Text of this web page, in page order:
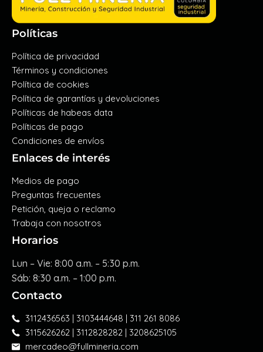
Políticas
Política de privacidad
Términos y condiciones
Política de cookies
Política de garantías y devoluciones
Políticas de habeas data
Políticas de pago
Condiciones de envíos
Enlaces de interés
Medios de pago
Preguntas frecuentes
Petición, queja o reclamo
Trabaja con nosotros
Horarios
Lun – Vie: 8:00 a.m. – 5:30 p.m.
Sáb: 8:30 a.m. – 1:00 p.m.
Contacto
3112436563 | 3103444648 | 311 261 8086
3115626262 | 3112828282 | 3208625105
mercadeo@fullmineria.com